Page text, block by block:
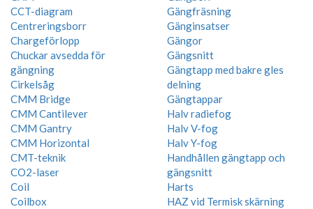
CCT-diagram
Centreringsborr
Chargeförlopp
Chuckar avsedda för
gängning
Cirkelsåg
CMM Bridge
CMM Cantilever
CMM Gantry
CMM Horizontal
CMT-teknik
CO2-laser
Coil
Coilbox
Gängfräsning
Gänginsatser
Gängor
Gängsnitt
Gängtapp med bakre gles
delning
Gängtappar
Halv radiefog
Halv V-fog
Halv Y-fog
Handhållen gängtapp och
gängsnitt
Harts
HAZ vid Termisk skärning